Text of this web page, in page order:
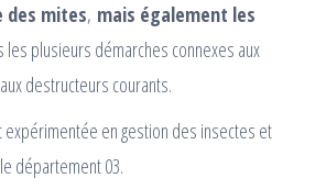
des mites, mais également les
les plusieurs démarches connexes aux
destructeurs courants.
en gestion des insectes et
département 03.